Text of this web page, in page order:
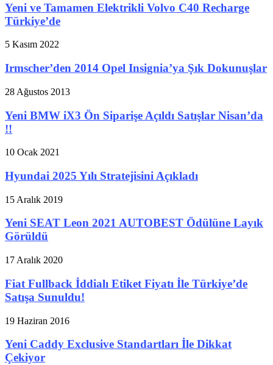
Yeni ve Tamamen Elektrikli Volvo C40 Recharge
Türkiye’de
5 Kasım 2022
Irmscher’den 2014 Opel Insignia’ya Şık Dokunuşlar
28 Ağustos 2013
Yeni BMW iX3 Ön Siparişe Açıldı Satışlar Nisan’da
!!
10 Ocak 2021
Hyundai 2025 Yılı Stratejisini Açıkladı
15 Aralık 2019
Yeni SEAT Leon 2021 AUTOBEST Ödülüne Layık
Görüldü
17 Aralık 2020
Fiat Fullback İddialı Etiket Fiyatı İle Türkiye’de
Satışa Sunuldu!
19 Haziran 2016
Yeni Caddy Exclusive Standartları İle Dikkat
Çekiyor